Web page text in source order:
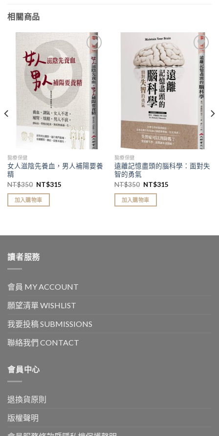
相關商品
加入
「願
望清
單」
醫療保健
女人滋陰先養血，男人補陽要養
精
NT$350 NT$315
加入購物車
加入
「願
望清
單」
醫療保健
遠離記憶盡頭的腦科學：面對失
智的勇氣
NT$350 NT$315
加入購物車
讀者服務
會員 MY ACCOUNT
願望清單 WISHLIST
我要投稿 SUBMISSIONS
聯絡我們 CONTACT
會員中心
退換貨原則
版權聲明